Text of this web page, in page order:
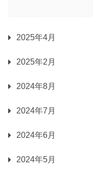
2025年4月
2025年2月
2024年8月
2024年7月
2024年6月
2024年5月